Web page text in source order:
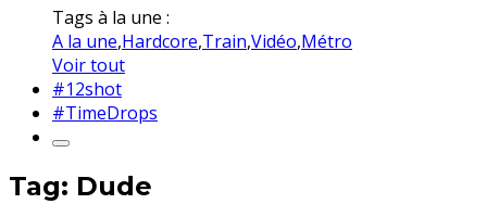
Tags à la une :
A la une,Hardcore,Train,Vidéo,Métro
Voir tout
#12shot
#TimeDrops
Tag: Dude